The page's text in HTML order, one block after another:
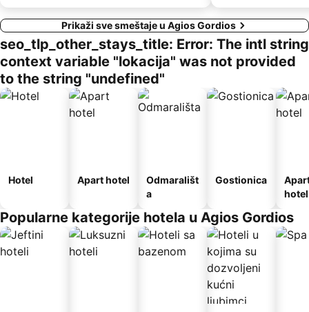
Prikaži sve smeštaje u Agios Gordios
seo_tlp_other_stays_title: Error: The intl string
context variable "lokacija" was not provided
to the string "undefined"
Hotel Apart hotel
Odmarališt
a
Gostionica
hotel
Popularne kategorije hotela u Agios Gordios